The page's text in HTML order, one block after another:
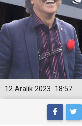
18:57
12 Aralık 2023